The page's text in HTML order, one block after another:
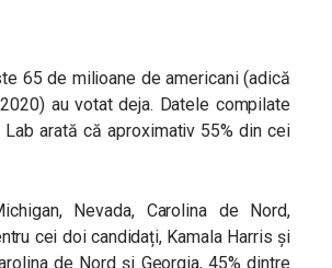
65 de milioane de americani (adică
au votat deja. Datele compilate
arată că aproximativ 55% din cei
Nevada, Carolina de Nord,
cei doi candidați, Kamala Harris și
de Nord și Georgia, 45% dintre